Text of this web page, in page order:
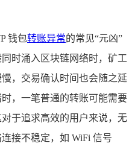
钱包转账异常的常见“元凶”
时涌入区块链网络时，矿工
，交易确认时间也会随之延
，一笔普通的转账可能需要
于追求高效的用户来说，无
接不稳定，如 WiFi 信号